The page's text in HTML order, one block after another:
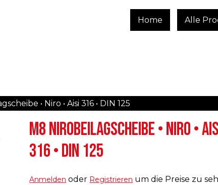
Home Alle
• Niro • Aisi 316 • DIN 125
M8 NIROBEILAGSCHEIBE • NIRO •
316 • DIN 125
Anmelden oder Registrieren um die Preise zu